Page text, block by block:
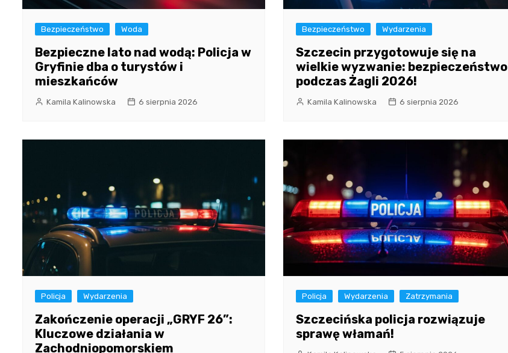
Bezpieczeństwo Woda
Bezpieczne lato nad wodą: Policja w
Gryfinie dba o turystów i
mieszkańców
Kamila Kalinowska 6 sierpnia 2026
Bezpieczeństwo Wydarzenia
Szczecin przygotowuje się na
wielkie wyzwanie: bezpieczeństwo
podczas Żagli 2026!
Kamila Kalinowska 6 sierpnia 2026
Policja Wydarzenia
Zakończenie operacji „GRYF 26”:
Kluczowe działania w
Zachodniopomorskiem
Policja Wydarzenia Zatrzymania
Szczecińska policja rozwiązuje
sprawę włamań!